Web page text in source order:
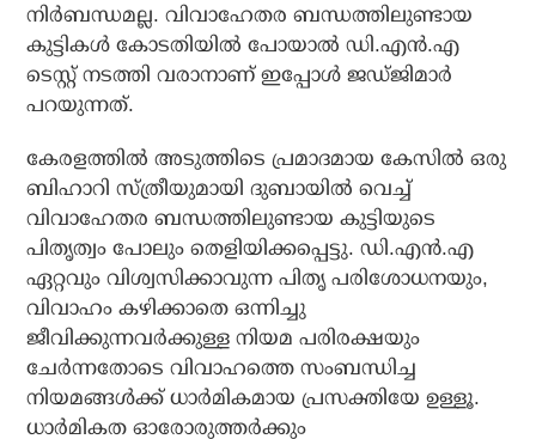
നിര്‍ബന്ധമല്ല. വിവാഹേതര ബന്ധത്തിലുണ്ടായ
കുട്ടികള്‍ കോടതിയില്‍ പോയാല്‍ ഡി.എന്‍.എ
ടെസ്റ്റ് നടത്തി വരാനാണ് ഇപ്പോള്‍ ജഡ്ജിമാര്‍
പറയുന്നത്.
കേരളത്തില്‍ അടുത്തിടെ പ്രമാദമായ കേസില്‍ ഒരു
ബിഹാറി സ്ത്രീയുമായി ദുബായില്‍ വെച്ച്
വിവാഹേതര ബന്ധത്തിലുണ്ടായ കുട്ടിയുടെ
പിതൃത്വം പോലും തെളിയിക്കപ്പെട്ടു. ഡി.എന്‍.എ
ഏറ്റവും വിശ്വസിക്കാവുന്ന പിതൃ പരിശോധനയും,
വിവാഹം കഴിക്കാതെ ഒന്നിച്ചു
ജീവിക്കുന്നവര്‍ക്കുള്ള നിയമ പരിരക്ഷയും
ചേര്‍ന്നതോടെ വിവാഹത്തെ സംബന്ധിച്ച
നിയമങ്ങള്‍ക്ക് ധാര്‍മികമായ പ്രസക്തിയേ ഉള്ളൂ.
ധാര്‍മികത ഓരോരുത്തര്‍ക്കും